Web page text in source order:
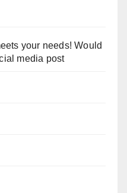
your needs! Would
media post